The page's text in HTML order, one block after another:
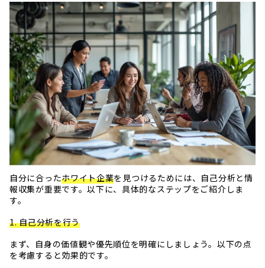
自分に合ったホワイト企業を見つけるためには、自己分析と情
報収集が重要です。以下に、具体的なステップをご紹介しま
す。
1. 自己分析を行う
まず、自身の価値観や優先順位を明確にしましょう。以下の点
を考慮すると効果的です。